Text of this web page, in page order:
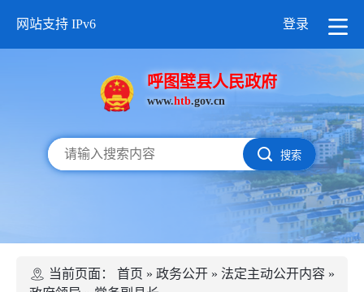
网站支持 IPv6 登录
呼图壁县人民政府
www.htb.gov.cn
搜索
当前页面： 首页 » 政务公开 » 法定主动公开内容 »